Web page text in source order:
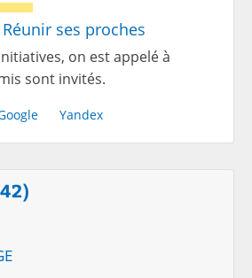
Réunir ses proches
on est appelé à
sont invités.
Yandex